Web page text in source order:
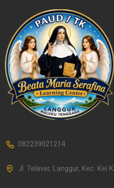
082239021214
Jl. Telaver, Langgur, Kec. Kei